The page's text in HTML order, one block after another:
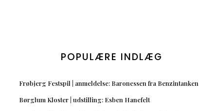
POPULÆRE INDLÆG
Frøbjerg Festspil | anmeldelse: Baronessen fra Benzintanken
Børglum Kloster | udstilling: Esben Hanefelt